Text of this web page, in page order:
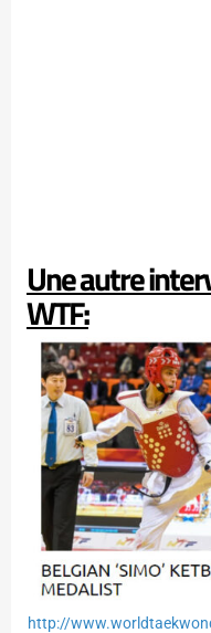
Une autre
WTF:
http://